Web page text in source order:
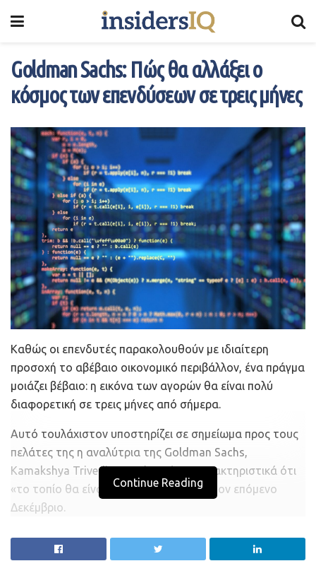
Goldman Sachs: Πώς θα αλλάξει ο
κόσμος των επενδύσεων σε τρεις μήνες
Καθώς οι επενδυτές παρακολουθούν με ιδιαίτερη
προσοχή το αβέβαιο οικονομικό περιβάλλον, ένα πράγμα
μοιάζει βέβαιο: η εικόνα των αγορών θα είναι πολύ
διαφορετική σε τρεις μήνες από σήμερα.
Αυτό τουλάχιστον υποστηρίζει σε σημείωμα προς τους
πελάτες της η αναλύτρια της Goldman Sachs,
Kamakshya Trivedi, η οποία γράφει χαρακτηριστικά ότι
«το τοπίο θα είναι πολύ διαφορετικό» τον επόμενο
Δεκέμβριο.
Οι βασικές πιθανές εξελίξεις είναι τρεις:
Continue Reading